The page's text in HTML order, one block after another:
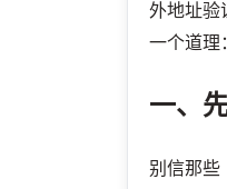
外地址验
一个道理
一、
别信那些